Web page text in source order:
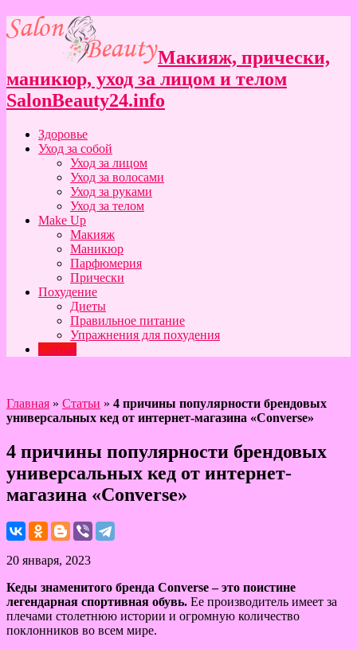
Макияж, прически,
маникюр, уход за лицом и телом
SalonBeauty24.info
Здоровье
Уход за собой
Уход за лицом
Уход за волосами
Уход за руками
Уход за телом
Make Up
Макияж
Маникюр
Парфюмерия
Прически
Похудение
Диеты
Правильное питание
Упражнения для похудения
Статьи
Главная » Статьи » 4 причины популярности брендовых
универсальных кед от интернет-магазина «Converse»
4 причины популярности брендовых
универсальных кед от интернет-
магазина «Converse»
20 января, 2023
Кеды знаменитого бренда Converse – это поистине
легендарная спортивная обувь. Ее производитель имеет за
плечами столетнюю истории и огромную количество
поклонников во всем мире.